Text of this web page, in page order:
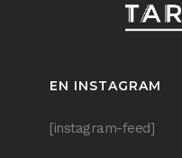
EN INSTAGRAM
[instagram-feed]